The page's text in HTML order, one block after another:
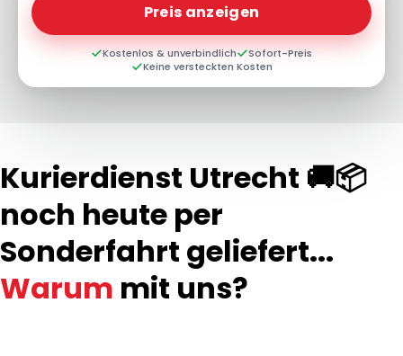
Preis anzeigen
Kostenlos & unverbindlich
Sofort-Preis
Keine versteckten Kosten
Kurierdienst Utrecht 🚚📦
noch heute per
Sonderfahrt geliefert...
Warum mit uns?